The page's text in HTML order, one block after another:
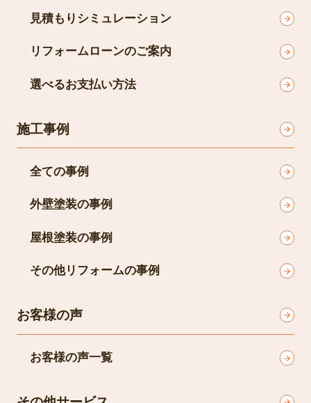
見積もりシミュレーション
リフォームローンのご案内
選べるお支払い方法
施工事例
全ての事例
外壁塗装の事例
屋根塗装の事例
その他リフォームの事例
お客様の声
お客様の声一覧